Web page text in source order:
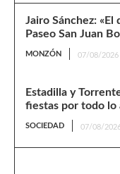
Jairo Sánchez: «El
Paseo San Juan
MONZÓN 07/08/2026
Estadilla y
fiestas por todo lo
SOCIEDAD 07/08/